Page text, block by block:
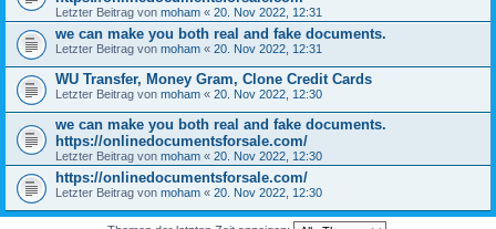
Letzter Beitrag von moham « 20. Nov 2022, 12:31
we can make you both real and fake documents.
Letzter Beitrag von moham « 20. Nov 2022, 12:31
WU Transfer, Money Gram, Clone Credit Cards
Letzter Beitrag von moham « 20. Nov 2022, 12:30
we can make you both real and fake documents.
https://onlinedocumentsforsale.com/
Letzter Beitrag von moham « 20. Nov 2022, 12:30
https://onlinedocumentsforsale.com/
Letzter Beitrag von moham « 20. Nov 2022, 12:30